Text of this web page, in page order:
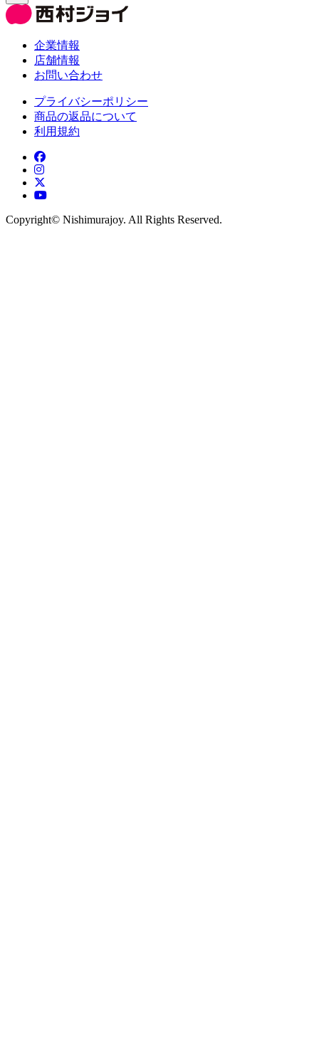
企業情報
店舗情報
お問い合わせ
プライバシーポリシー
商品の返品について
利用規約
Copyright©︎ Nishimurajoy. All Rights Reserved.